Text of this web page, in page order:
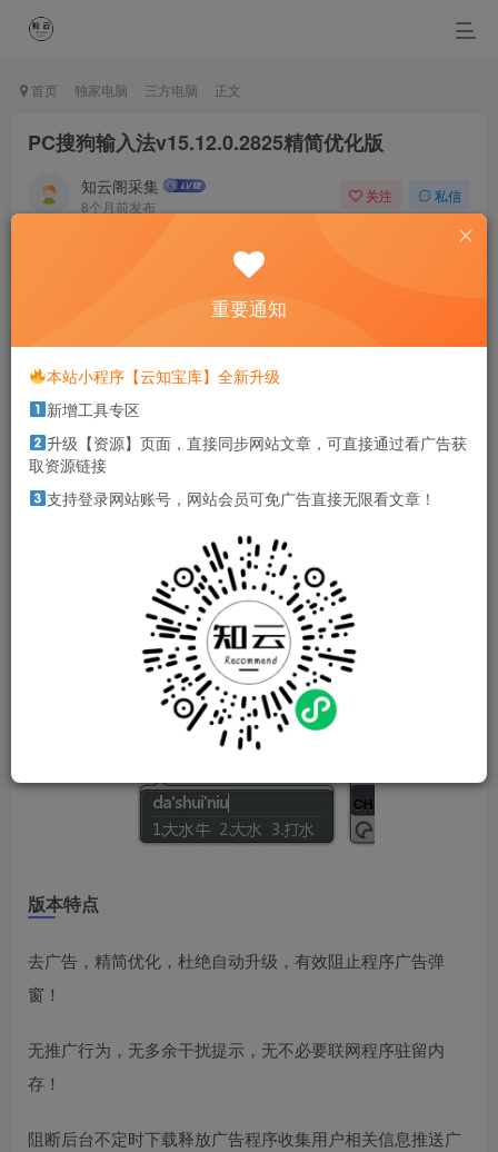
首页 独家电脑 三方电脑 正文
PC搜狗输入法v15.12.0.2825精简优化版
知云阁采集
8个月前发布
关注 私信
The best way out is always through.
一路走到底，你就会发现那个最佳出口
本站部分资源打包为压缩包以方便分享，涉及较多
击解压密码
软件介绍
搜狗拼音输入法是装机必备软件，其打字准、词库全、功能
强大、使得输入更高效。搜狗输入法PC版删掉广告程序精简
优化后的用着还不错，至少比官方版用着安心些。
版本特点
去广告，精简优化，杜绝自动升级，有效阻止程序广告弹
窗！
无推广行为，无多余干扰提示，无不必要联网程序驻留内
存！
阻断后台不定时下载释放广告程序收集用户相关信息推送广
重要通知
本站小程序【云知宝库】全新升级
新增工具专区
升级【资源】页面，直接同步网站文章，可直接通过看广告获
取资源链接
支持登录网站账号，网站会员可免广告直接无限看文章！